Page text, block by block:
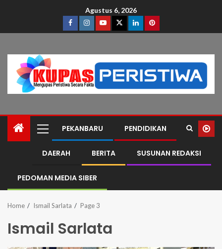
Agustus 6, 2026
PEKANBARU PENDIDIKAN
DAERAH BERITA SUSUNAN REDAKSI
PEDOMAN MEDIA SIBER
Home Ismail Sarlata Page 3
Ismail Sarlata